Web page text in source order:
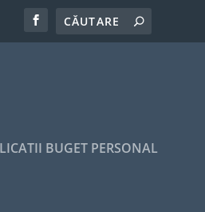
BUGET PERSONAL